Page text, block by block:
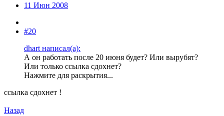
11 Июн 2008
#20
dhart написал(а):
А он работать после 20 июня будет? Или вырубят?
Или только ссылка сдохнет?
Нажмите для раскрытия...
ссылка сдохнет !
Назад